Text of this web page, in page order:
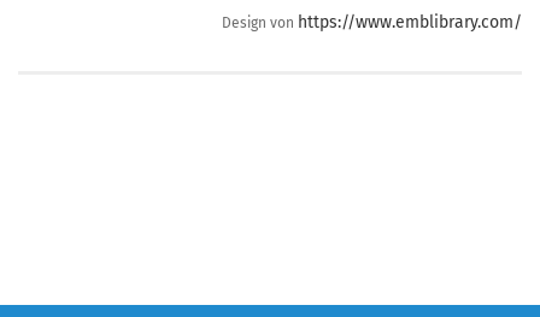
Design von https://www.emblibrary.com/